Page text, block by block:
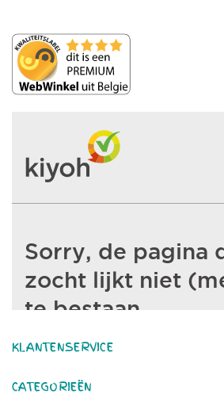
KLANTENSERVICE
CATEGORIEËN